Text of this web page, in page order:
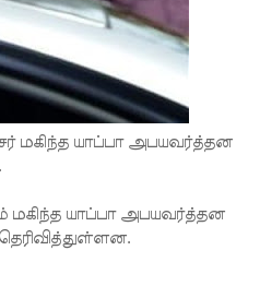
மகிந்த யாப்பா அபயவர்த்தன
மகிந்த யாப்பா அபயவர்த்தன